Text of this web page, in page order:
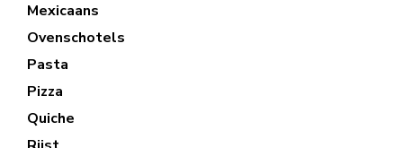
Mexicaans
Ovenschotels
Pasta
Pizza
Quiche